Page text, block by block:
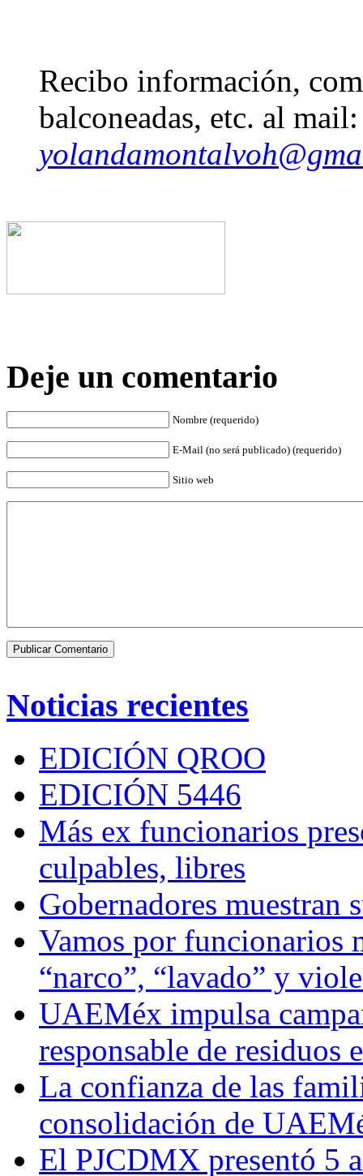
Recibo información,
balconeadas, etc. al mail:
Deje un comentario
Nombre (requerido)
E-Mail (no será publicado) (requerido)
Sitio web
Noticias recientes
EDICIÓN QROO
EDICIÓN 5446
Más ex funcionarios
culpables, libres
Gobernadores muestran
Vamos por funcionarios
“narco”, “lavado” y
UAEMéx impulsa
responsable de residuos
La confianza de las
consolidación de
El PJCDMX presentó 5